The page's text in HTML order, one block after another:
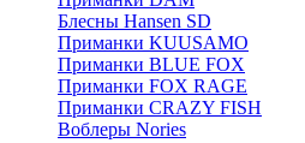
Блесны Hansen SD
Приманки KUUSAMO
Приманки BLUE FOX
Приманки FOX RAGE
Приманки CRAZY FISH
Воблеры Nories